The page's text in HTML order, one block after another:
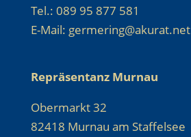
Tel.: 089 95 877 581
E-Mail: germering@akurat.net
Repräsentanz Murnau
Obermarkt 32
82418 Murnau am Staffelsee